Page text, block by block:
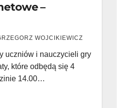
–
WOJCIKIEWICZ
uczniów i nauczycieli gry
które odbędą się 4
14.00…